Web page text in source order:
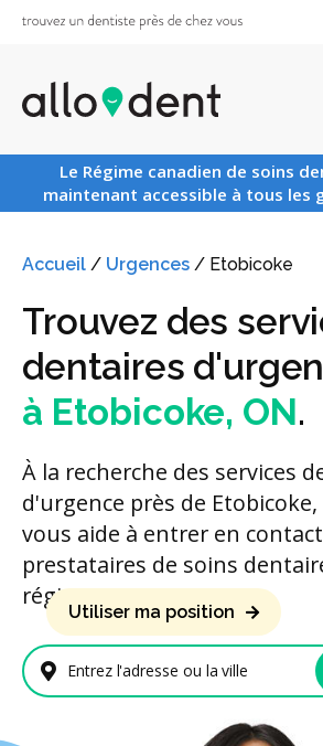
Le Régime canadien de soins
maintenant accessible à tous les
Accueil / Urgences / Etobicoke
Trouvez des
dentaires
à Etobicoke, ON.
À la recherche des services
d'urgence près de
vous aide à entrer en
prestataires de soins
région.
Entrez l'adresse ou la ville
Utiliser ma position